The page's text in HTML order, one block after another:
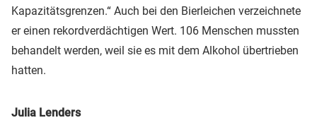
Kapazitätsgrenzen.“ Auch bei den Bierleichen verzeichnete
er einen rekordverdächtigen Wert. 106 Menschen mussten
behandelt werden, weil sie es mit dem Alkohol übertrieben
hatten.
Julia Lenders